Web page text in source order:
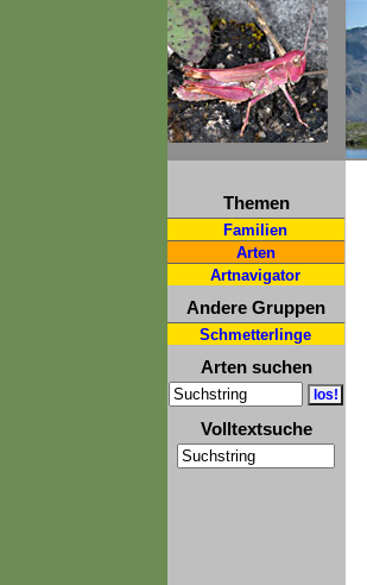
Themen
Familien
Arten
Artnavigator
Andere Gruppen
Schmetterlinge
Arten suchen
Volltextsuche